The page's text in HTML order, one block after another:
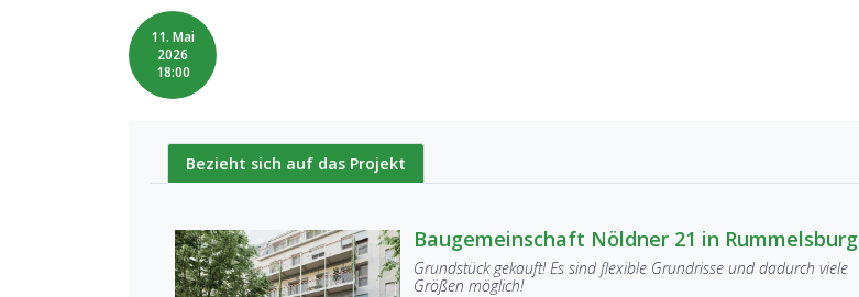
11. Mai
2026
18:00
Bezieht sich auf das Projekt
Baugemeinschaft Nöldner 21 in Rummelsburg
Grundstück gekauft! Es sind flexible Grundrisse und dadurch viele
Größen möglich!